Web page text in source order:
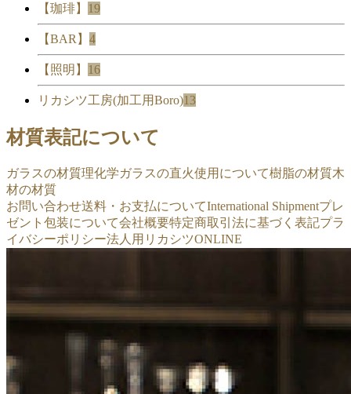
【珈琲】 19
【BAR】 4
【照明】 16
リカシツ工房(加工用Boro)13
材質表記について
ガラスの材質理化学ガラスの直火使用について樹脂の材質木
材の材質
お問い合わせ送料・お支払についてInternational Shipmentプレ
ゼント包装について会社概要特定商取引法に基づく表記プラ
イバシーポリシー法人用リカシツONLINE